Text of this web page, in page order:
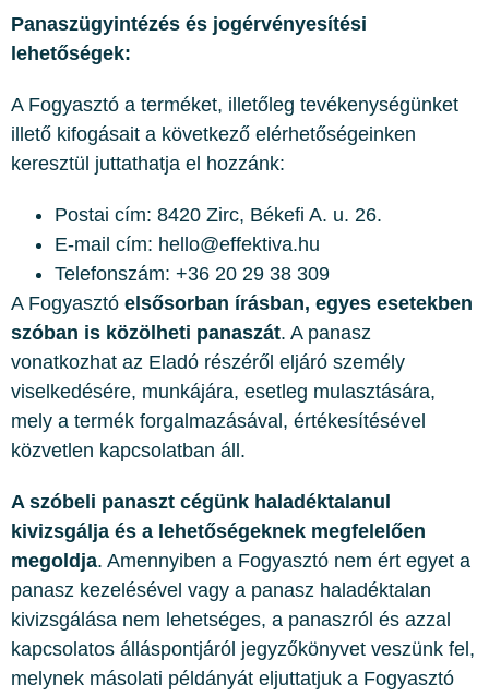
Panaszügyintézés és jogérvényesítési
lehetőségek:
A Fogyasztó a terméket, illetőleg tevékenységünket
illető kifogásait a következő elérhetőségeinken
keresztül juttathatja el hozzánk:
Postai cím: 8420 Zirc, Békefi A. u. 26.
E-mail cím: hello@effektiva.hu
Telefonszám: +36 20 29 38 309
A Fogyasztó elsősorban írásban, egyes esetekben
szóban is közölheti panaszát. A panasz
vonatkozhat az Eladó részéről eljáró személy
viselkedésére, munkájára, esetleg mulasztására,
mely a termék forgalmazásával, értékesítésével
közvetlen kapcsolatban áll.
A szóbeli panaszt cégünk haladéktalanul
kivizsgálja és a lehetőségeknek megfelelően
megoldja. Amennyiben a Fogyasztó nem ért egyet a
panasz kezelésével vagy a panasz haladéktalan
kivizsgálása nem lehetséges, a panaszról és azzal
kapcsolatos álláspontjáról jegyzőkönyvet veszünk fel,
melynek másolati példányát eljuttatjuk a Fogyasztó